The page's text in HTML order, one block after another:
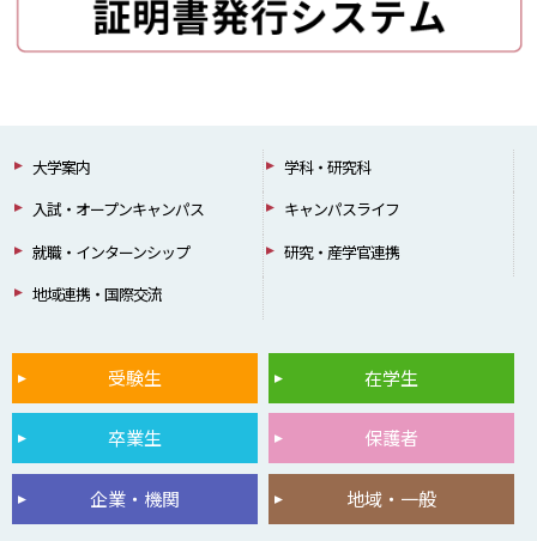
大学案内
学科・研究科
入試・オープンキャンパス
キャンパスライフ
就職・インターンシップ
研究・産学官連携
地域連携・国際交流
受験生 在学生
卒業生 保護者
企業・機関 地域・一般